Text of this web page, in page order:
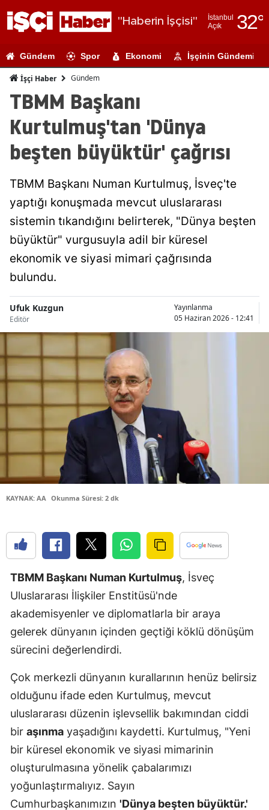
"Haberin İşçisi"
İstanbul
Açık
32°
Adıyaman
Ankara
Antalya
Artvin
Bitlis
Çorum
Diyarbakır
Edirne
Erzurum
Gaziantep
Gümüşhane
Isparta
Gündem Spor Ekonomi İşçinin Gündemi
İşçi Haber Gündem
TBMM Başkanı
Kurtulmuş'tan 'Dünya
beşten büyüktür' çağrısı
TBMM Başkanı Numan Kurtulmuş, İsveç'te
yaptığı konuşmada mevcut uluslararası
sistemin tıkandığını belirterek, "Dünya beşten
büyüktür" vurgusuyla adil bir küresel
ekonomik ve siyasi mimari çağrısında
bulundu.
Ufuk Kuzgun
Editör
Yayınlanma
05 Haziran 2026 - 12:41
KAYNAK: AA Okunma Süresi: 2 dk
TBMM Başkanı Numan Kurtulmuş, İsveç
Uluslararası İlişkiler Enstitüsü'nde
akademisyenler ve diplomatlarla bir araya
gelerek dünyanın içinden geçtiği köklü dönüşüm
sürecini değerlendirdi.
Çok merkezli dünyanın kurallarının henüz belirsiz
olduğunu ifade eden Kurtulmuş, mevcut
uluslararası düzenin işlevsellik bakımından ciddi
bir aşınma yaşadığını kaydetti. Kurtulmuş, "Yeni
bir küresel ekonomik ve siyasi mimarinin
oluşturulmasına yönelik çabalarımızı
yoğunlaştırmalıyız. Sayın
Cumhurbaşkanımızın 'Dünya beşten büyüktür.'